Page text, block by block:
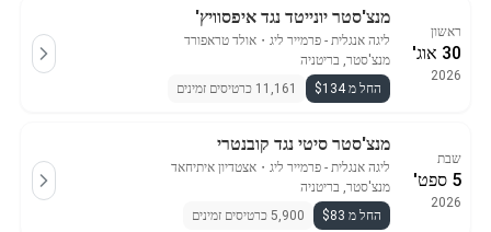
ראשון
30 אוג'
2026
מנצ'סטר יונייטד נגד איפסוויץ'
ליגה אנגלית - פרמייר ליג ・ אולד טראפורד
מנצ'סטר, בריטניה
החל מ $134
11,161 כרטיסים זמינים
שבת
5 ספט'
2026
מנצ'סטר סיטי נגד קובנטרי
ליגה אנגלית - פרמייר ליג ・ אצטדיון איתיחאד
מנצ'סטר, בריטניה
החל מ $83
5,900 כרטיסים זמינים